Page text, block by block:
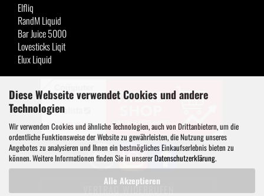
Diese Webseite verwendet Cookies und andere
Technologien
Wir verwenden Cookies und ähnliche Technologien, auch von Drittanbietern, um die
ordentliche Funktionsweise der Website zu gewährleisten, die Nutzung unseres
Angebotes zu analysieren und Ihnen ein bestmögliches Einkaufserlebnis bieten zu
können. Weitere Informationen finden Sie in unsererDatenschutzerklärung.
Alle Akzeptieren
Elfliq
RandM Liquid
Bar Juice 5000
Lovesticks Liqit
Elux Liquid
VERTRAG WIDERRUFEN